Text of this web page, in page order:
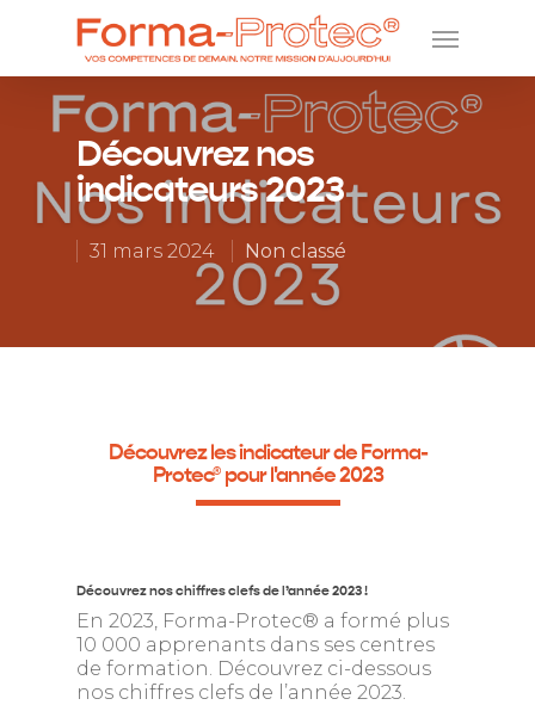
Découvrez nos
indicateurs 2023
31 mars 2024 Non classé
Découvrez les indicateur de Forma-
Protec® pour l'année 2023
Découvrez nos chiffres clefs de l’année 2023 !
En 2023, Forma-Protec® a formé plus
10 000 apprenants dans ses centres
de formation. Découvrez ci-dessous
nos chiffres clefs de l’année 2023.